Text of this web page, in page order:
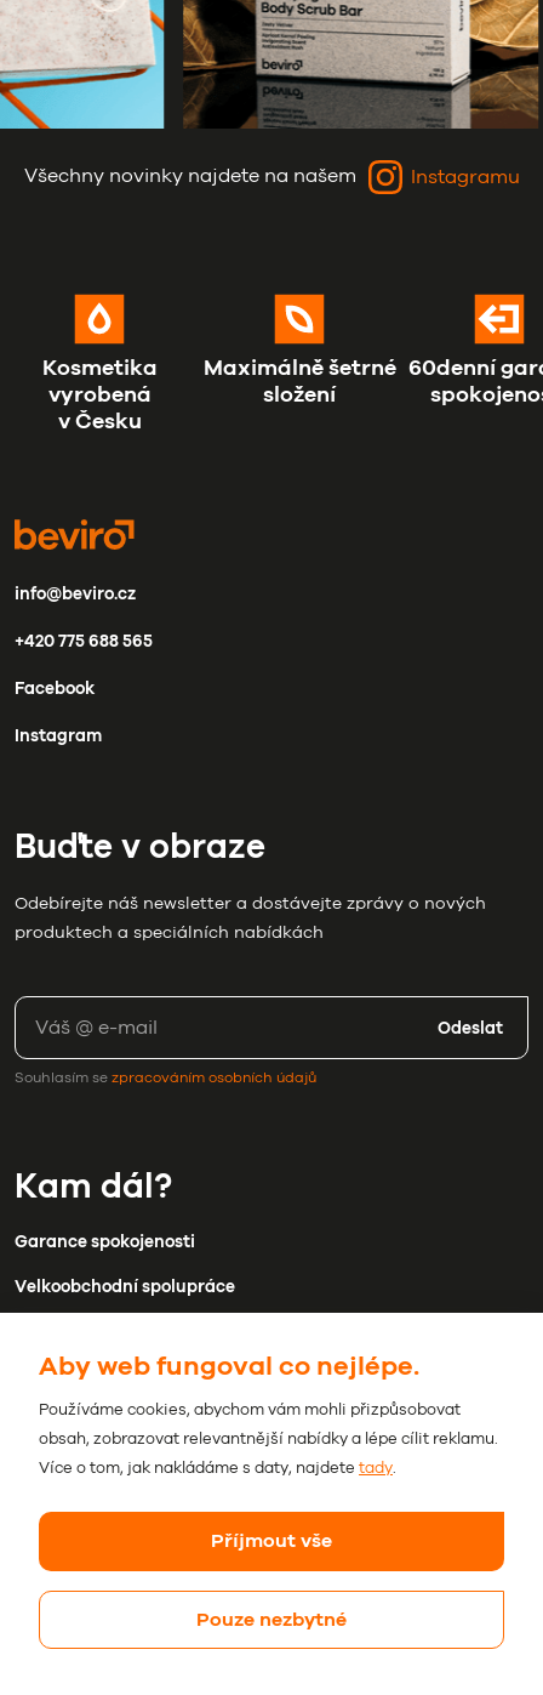
Všechny novinky najdete na našem Instagramu
Kosmetika
vyrobená
v Česku
Maximálně šetrné
složení
60denní
info@beviro.cz
+420 775 688 565
Facebook
Instagram
Buďte v obraze
Odebírejte náš newsletter a dostávejte zprávy o nových
produktech a speciálních nabídkách
Odeslat
Souhlasím sezpracováním osobních údajů
Kam dál?
Garance spokojenosti
Velkoobchodní spolupráce
Kontakty
Obchodní podmínky
Ochrana osobních údajů
© 2026 Beviro. Všechna práva vyhrazena.
Aby web fungoval co nejlépe.
Používáme cookies, abychom vám mohli přizpůsobovat
obsah, zobrazovat relevantnější nabídky a lépe cílit reklamu.
Více o tom, jak nakládáme s daty, najdete tady.
Pouze nezbytné
Příjmout vše